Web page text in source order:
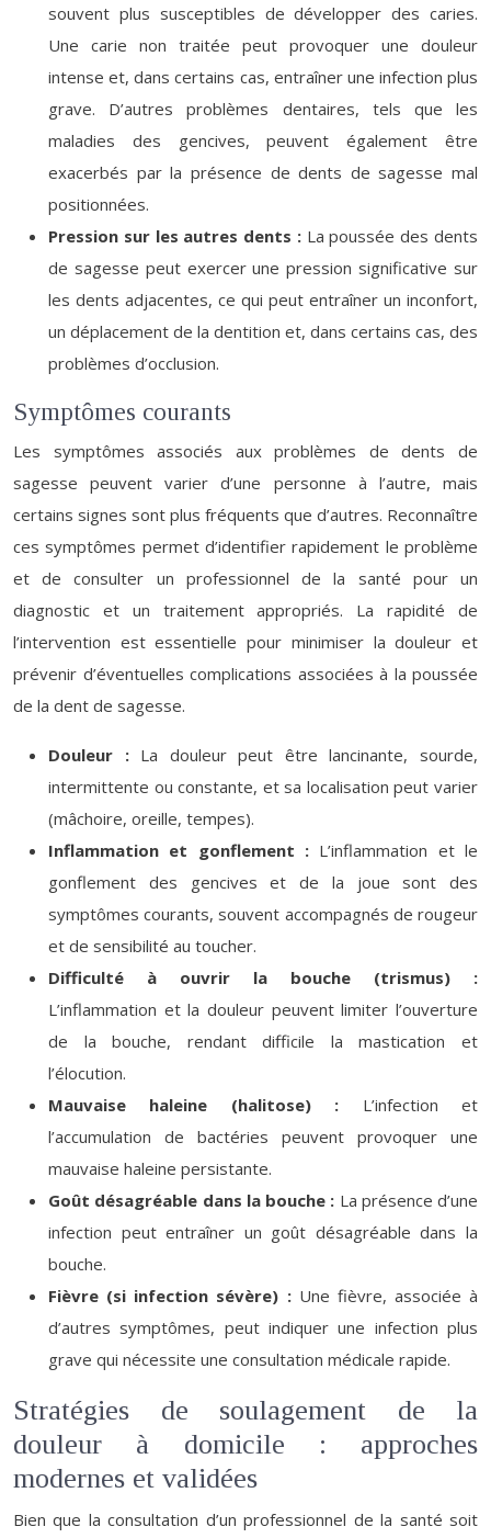
souvent plus susceptibles de développer des caries.
Une carie non traitée peut provoquer une douleur
intense et, dans certains cas, entraîner une infection plus
grave. D’autres problèmes dentaires, tels que les
maladies des gencives, peuvent également être
exacerbés par la présence de dents de sagesse mal
positionnées.
Pression sur les autres dents : La poussée des dents
de sagesse peut exercer une pression significative sur
les dents adjacentes, ce qui peut entraîner un inconfort,
un déplacement de la dentition et, dans certains cas, des
problèmes d’occlusion.
Symptômes courants
Les symptômes associés aux problèmes de dents de
sagesse peuvent varier d’une personne à l’autre, mais
certains signes sont plus fréquents que d’autres. Reconnaître
ces symptômes permet d’identifier rapidement le problème
et de consulter un professionnel de la santé pour un
diagnostic et un traitement appropriés. La rapidité de
l’intervention est essentielle pour minimiser la douleur et
prévenir d’éventuelles complications associées à la poussée
de la dent de sagesse.
Douleur : La douleur peut être lancinante, sourde,
intermittente ou constante, et sa localisation peut varier
(mâchoire, oreille, tempes).
Inflammation et gonflement : L’inflammation et le
gonflement des gencives et de la joue sont des
symptômes courants, souvent accompagnés de rougeur
et de sensibilité au toucher.
Difficulté à ouvrir la bouche (trismus) :
L’inflammation et la douleur peuvent limiter l’ouverture
de la bouche, rendant difficile la mastication et
l’élocution.
Mauvaise haleine (halitose) : L’infection et
l’accumulation de bactéries peuvent provoquer une
mauvaise haleine persistante.
Goût désagréable dans la bouche : La présence d’une
infection peut entraîner un goût désagréable dans la
bouche.
Fièvre (si infection sévère) : Une fièvre, associée à
d’autres symptômes, peut indiquer une infection plus
grave qui nécessite une consultation médicale rapide.
Stratégies de soulagement de la
douleur à domicile : approches
modernes et validées
Bien que la consultation d’un professionnel de la santé soit